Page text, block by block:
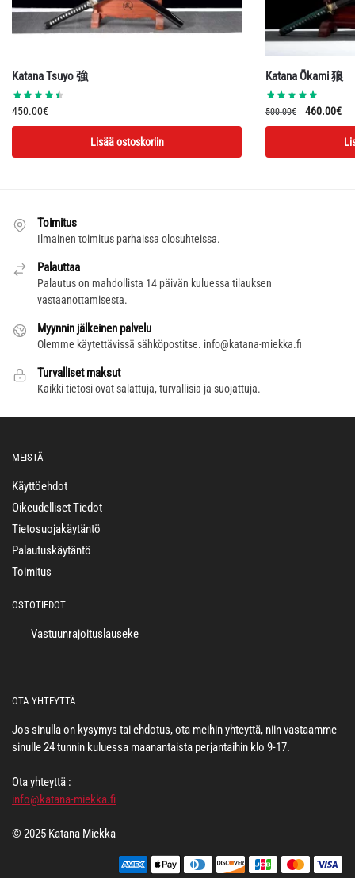
Katana Tsuyo 強
450.00€
Lisää ostoskoriin
Katana Ōkami 狼
500.00€
hinta
460.00€
on:
Toimitus
Ilmainen toimitus parhaissa olosuhteissa.
Palauttaa
Palautus on mahdollista 14 päivän kuluessa tilauksen
vastaanottamisesta.
Myynnin jälkeinen palvelu
Olemme käytettävissä sähköpostitse. info@katana-miekka.fi
Turvalliset maksut
Kaikki tietosi ovat salattuja, turvallisia ja suojattuja.
MEISTÄ
Käyttöehdot
Oikeudelliset Tiedot
Tietosuojakäytäntö
Palautuskäytäntö
Toimitus
OSTOTIEDOT
Vastuunrajoituslauseke
OTA YHTEYTTÄ
Jos sinulla on kysymys tai ehdotus, ota meihin yhteyttä, niin vastaamme
sinulle 24 tunnin kuluessa maanantaista perjantaihin klo 9-17.
Ota yhteyttä :
info@katana-miekka.fi
© 2025 Katana Miekka